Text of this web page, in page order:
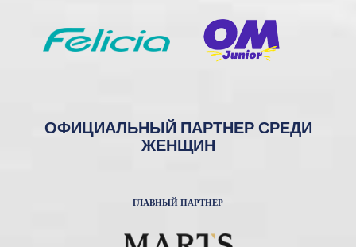
ОФИЦИАЛЬНЫЙ ПАРТНЕР СРЕДИ
ЖЕНЩИН
ГЛАВНЫЙ ПАРТНЕР